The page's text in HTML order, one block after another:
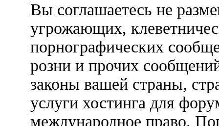
Вы соглашаетесь не
угрожающих,
порнографических
розни и прочих
законы вашей страны,
услуги хостинга для
международное право.